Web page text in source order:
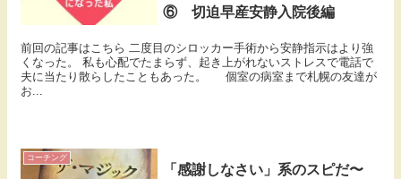
⑥ 切迫早産安静入院後編
前回の記事はこちら 二度目のシロッカー手術から安静指示はより強
くなった。 私も心配でたまらず、起き上がれないストレスで電話で
夫に当たり散らしたこともあった。 個室の病室まで札幌の友達が
お...
コーチング
「感謝しなさい」系のスピだ〜